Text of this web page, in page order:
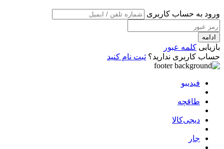
ورود به حساب کاربری
ادامه
بازیابی کلمه عبور
حساب کاربری ندارید؟ ثبت نام کنید
فیدیبو
طاقچه
دیجی‌کالا
جار